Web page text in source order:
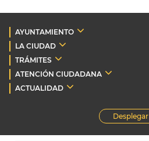
AYUNTAMIENTO
LA CIUDAD
TRÁMITES
ATENCIÓN CIUDADANA
ACTUALIDAD
Desplegar